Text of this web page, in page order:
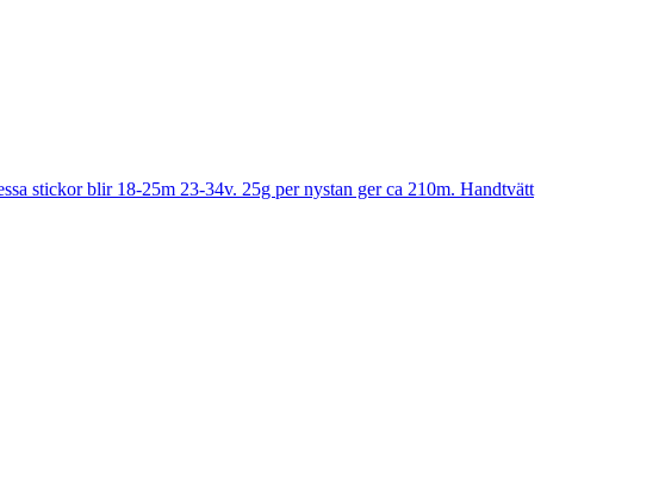
stickor blir 18-25m 23-34v. 25g per nystan ger ca 210m. Handtvätt